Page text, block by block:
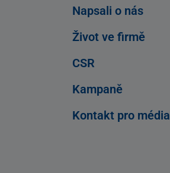
Napsali o nás
Život ve firmě
CSR
Kampaně
Kontakt pro média